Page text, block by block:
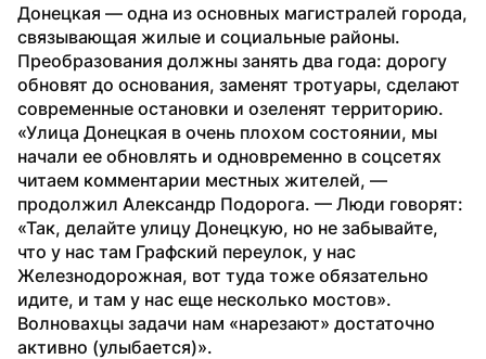
Донецкая — одна из основных магистралей города,
связывающая жилые и социальные районы.
Преобразования должны занять два года: дорогу
обновят до основания, заменят тротуары, сделают
современные остановки и озеленят территорию.
«Улица Донецкая в очень плохом состоянии, мы
начали ее обновлять и одновременно в соцсетях
читаем комментарии местных жителей, —
продолжил Александр Подорога. — Люди говорят:
«Так, делайте улицу Донецкую, но не забывайте,
что у нас там Графский переулок, у нас
Железнодорожная, вот туда тоже обязательно
идите, и там у нас еще несколько мостов».
Волновахцы задачи нам «нарезают» достаточно
активно (улыбается)».